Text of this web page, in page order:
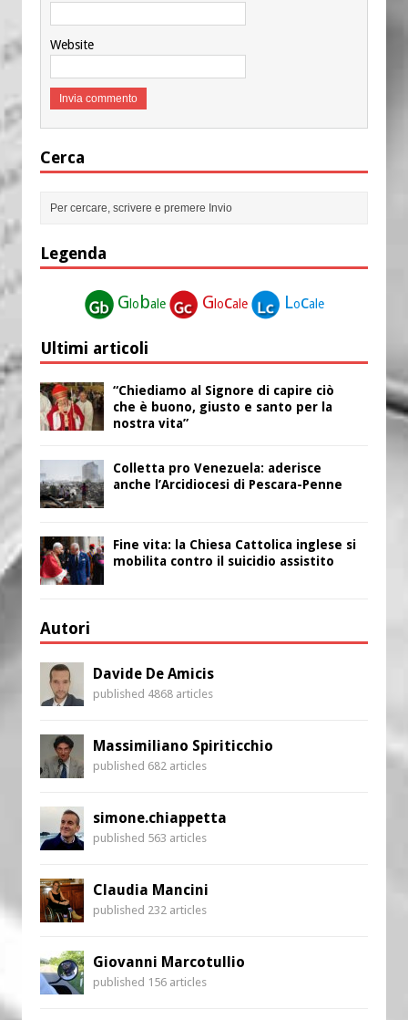
Website
Cerca
Legenda
Globale Glocale Locale
Ultimi articoli
“Chiediamo al Signore di capire ciò
che è buono, giusto e santo per la
nostra vita”
Colletta pro Venezuela: aderisce
anche l’Arcidiocesi di Pescara-Penne
Fine vita: la Chiesa Cattolica inglese si
mobilita contro il suicidio assistito
Autori
Davide De Amicis
published 4868 articles
Massimiliano Spiriticchio
published 682 articles
simone.chiappetta
published 563 articles
Claudia Mancini
published 232 articles
Giovanni Marcotullio
published 156 articles